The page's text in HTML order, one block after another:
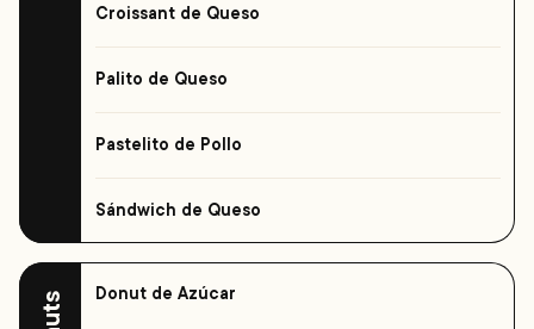
Croissant de Queso
Palito de Queso
Pastelito de Pollo
Sándwich de Queso
Donut de Azúcar